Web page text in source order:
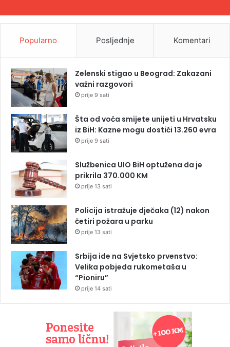
Popularno Posljednje Komentari
Zelenski stigao u Beograd: Zakazani
važni razgovori
prije 9 sati
Šta od voća smijete unijeti u Hrvatsku
iz BiH: Kazne mogu dostići 13.260 evra
prije 9 sati
Službenica UIO BiH optužena da je
prikrila 370.000 KM
prije 13 sati
Policija istražuje dječaka (12) nakon
četiri požara u parku
prije 13 sati
Srbija ide na Svjetsko prvenstvo:
Velika pobjeda rukometaša u
“Pioniru”
prije 14 sati